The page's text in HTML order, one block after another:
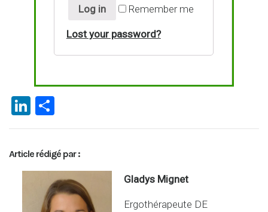
Log in Remember me
Lost your password?
Li
n
ke
dI
ar
ta
g
er
Article rédigé par :
Gladys Mignet
Ergothérapeute DE